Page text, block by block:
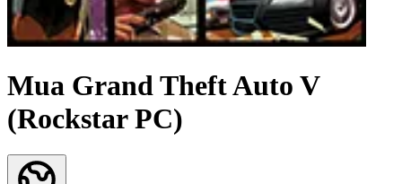
Mua Grand Theft Auto V
(Rockstar PC)